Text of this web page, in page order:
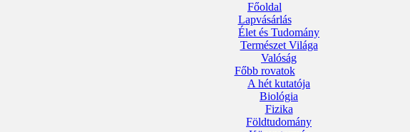
Főoldal
Lapvásárlás
Élet és Tudomány
Természet Világa
Valóság
Főbb rovatok
A hét kutatója
Biológia
Fizika
Földtudomány